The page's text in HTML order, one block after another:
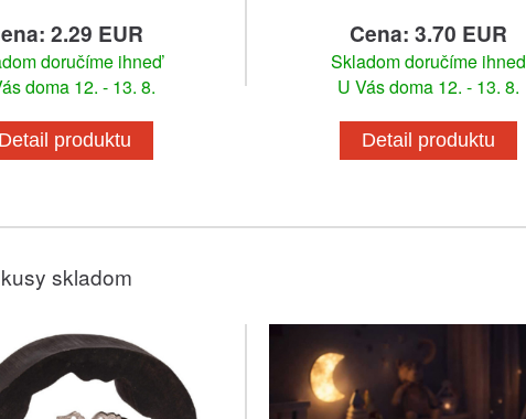
2.29 EUR
doručíme ihneď
doma 12. - 13. 8.
produktu
Cena: 3.70 EUR
Skladom doručíme ihneď
U Vás doma 12. - 13. 8.
Detail produktu
skladom